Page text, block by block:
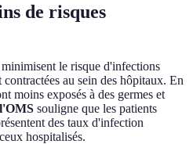
de risques
le risque d'infections
au sein des hôpitaux. En
moins exposés à des germes et
l'OMS souligne que les patients
des taux d'infection
hospitalisés.